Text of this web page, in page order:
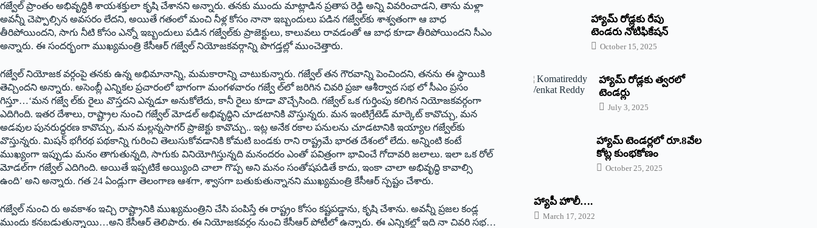
గజ్వేల్‌ ‌ప్రాంతం అభివృద్ధికి శాయశక్తులా కృషి చేశానని అన్నారు. తనకు ముందు మాట్లాడిన ప్రతాప రెడ్డి అన్ని వివరించాడని, తాను మళ్లా
అవన్నీ చెప్పాల్సిన అవసరం లేదని, అయితే గతంలో మంచి నీళ్ల కోసం నానా ఇబ్బందులు పడిన గజ్వేల్‌కు శాశ్వతంగా ఆ బాధ
తీరిపోయిందని, సాగు నీటి కోసం ఎన్నో ఇబ్బందులు పడిన గజ్వేల్‌కు ప్రాజెక్టులు, కాలువలు రావడంతో ఆ బాధ కూడా తీరిపోయిందని సీఎం
అన్నారు. ఈ సందర్భంగా ముఖ్యమంత్రి కేసీఆర్‌ ‌గజ్వేల్‌ ‌నియోజకవర్గాన్ని పొగడ్తల్లో ముంచెత్తారు.
గజ్వేల్‌ ‌నియోజక వర్గంపై తనకు ఉన్న అభిమానాన్ని, మమకారాన్ని చాటుకున్నారు. గజ్వేల్‌ ‌తన గౌరవాన్ని పెంచిందని, తనను ఈ స్థాయికి
తెచ్చిందని అన్నారు. అసెంబ్లీ ఎన్నికల ప్రచారంలో భాగంగా మంగళవారం గజ్వే ల్‌లో జరిగిన చివరి ప్రజా ఆశీర్వాద సభ లో సీఎం ప్రసం
గిస్తూ…‘మన గజ్వే ల్‌కు రైలు వొస్తదని ఎన్నడూ అనుకోలేదు, కానీ రైలు కూడా వొచ్చేసింది. గజ్వేల్‌ ఒక గుర్తింపు కలిగిన నియోజకవర్గంగా
ఎదిగింది. ఇతర దేశాలు, రాష్ట్రాల నుంచి గజ్వేల్‌ ‌మోడల్‌ అభివృద్ధిని చూడటానికి వొస్తున్నరు. మన ఇంటిగ్రేటెడ్‌ ‌మార్కెట్‌ ‌కావొచ్చు, మన
అడవుల పునరుద్ధరణ కావొచ్చు, మన మల్లన్నసాగర్‌ ‌ప్రాజెక్టు కావొచ్చు.. ఇట్ల అనేక రకాల పనులను చూడటానికి ఇయ్యాల గజ్వేల్‌కు
వొస్తున్నరు. మిషన్‌ ‌భగీరథ పథకాన్ని గురించి తెలుసుకోవడానికి కోమటి బండకు రాని రాష్ట్రమే భారత దేశంలో లేదు. అన్నింటి కంటే
ముఖ్యంగా ఇప్పుడు మనం తాగుతున్నది, సాగుకు వినియోగిస్తున్నది మనందరం ఎంతో పవిత్రంగా భావించే గోదావరి జలాలు. ఇలా ఒక రోల్‌
‌మోడల్‌గా గజ్వేల్‌ ఎదిగింది. అయితే ఇప్పటికే అయ్యింది చాలా గొప్ప అని మనం సంతోషపడితే కాదు, ఇంకా చాలా అభివృద్ధి కావాల్సి
ఉంది’ అని అన్నారు. గత 24 ఏండ్లుగా తెలంగాణ ఆశగా, శ్వాసగా బతుకుతున్నానని ముఖ్యమంత్రి కేసీఆర్‌ ‌స్పష్టం చేశారు.
గజ్వేల్‌ ‌నుంచి రు అవకాశం ఇచ్చి రాష్ట్రానికి ముఖ్యమంత్రిని చేసి పంపిస్తే ఈ రాష్ట్రం కోసం కష్టపడ్డాను, కృషి చేశాను. అవన్నీ ప్రజల కండ్ల
ముందు కనబడుతున్నాయి…అని కేసీఆర్‌ ‌తెలిపారు. ఈ నియోజకవర్గం నుంచి కేసీఆర్‌ ‌పోటీలో ఉన్నారు. ఈ ఎన్నికల్లో ఇది నా చివరి సభ…
హ్యామ్‌ రోడ్లకు రేపు
టెండరు నోటిఫికేషన్‌
October 15, 2025
హ్యామ్‌ రోడ్లకు త్వరలో
టెండర్లు
July 3, 2025
హ్యామ్‌ ‌టెండర్లలో రూ.8వేల
కోట్ల కుంభకోణం
October 25, 2025
హ్యాపీ హొలీ….
March 17, 2022